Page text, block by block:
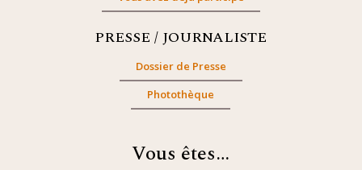
PRESSE / JOURNALISTE
Dossier de Presse
Photothèque
Vous êtes…